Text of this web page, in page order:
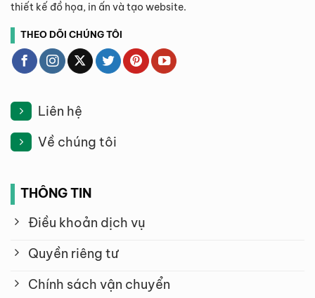
thiết kế đồ họa, in ấn và tạo website.
THEO DÕI CHÚNG TÔI
Liên hệ
Về chúng tôi
THÔNG TIN
Điều khoản dịch vụ
Quyền riêng tư
Chính sách vận chuyển